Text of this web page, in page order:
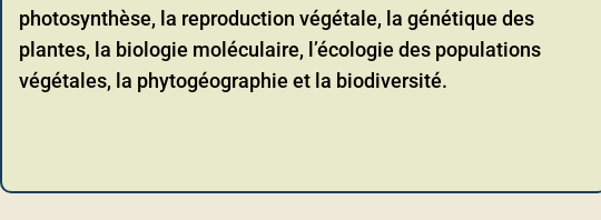
photosynthèse, la reproduction végétale, la génétique des
plantes, la biologie moléculaire, l’écologie des populations
végétales, la phytogéographie et la biodiversité.